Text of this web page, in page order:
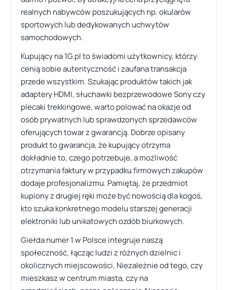
realnych nabywców poszukujących np. okularów
sportowych lub dedykowanych uchwytów
samochodowych.
Kupujący na 1G.pl to świadomi użytkownicy, którzy
cenią sobie autentyczność i zaufana transakcja
przede wszystkim. Szukając produktów takich jak
adaptery HDMI, słuchawki bezprzewodowe Sony czy
plecaki trekkingowe, warto polować na okazje od
osób prywatnych lub sprawdzonych sprzedawców
oferujących towar z gwarancją. Dobrze opisany
produkt to gwarancja, że kupujący otrzyma
dokładnie to, czego potrzebuje, a możliwość
otrzymania faktury w przypadku firmowych zakupów
dodaje profesjonalizmu. Pamiętaj, że przedmiot
kupiony z drugiej ręki może być nowością dla kogoś,
kto szuka konkretnego modelu starszej generacji
elektroniki lub unikatowych ozdób biurkowych.
Giełda numer 1 w Polsce integruje naszą
społeczność, łącząc ludzi z różnych dzielnic i
okolicznych miejscowości. Niezależnie od tego, czy
mieszkasz w centrum miasta, czy na